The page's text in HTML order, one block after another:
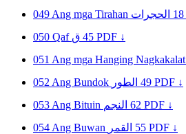
049 Ang mga Tirahan الحجرات 18
050 Qaf ق 45 PDF ↓
051 Ang mga Hanging Nagkakalat
052 Ang Bundok الطور 49 PDF ↓
053 Ang Bituin النجم 62 PDF ↓
054 Ang Buwan القمر 55 PDF ↓